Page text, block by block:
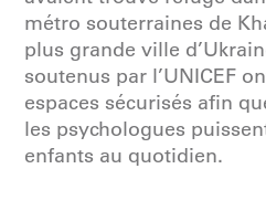
métro souterraines de
plus grande ville
soutenus par l’UNICEF
espaces sécurisés afin
les psychologues
enfants au quotidien.